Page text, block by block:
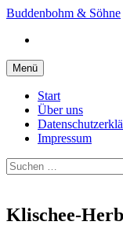
Springe
Inhalt
Buddenbohm & Söhne
Menü
Start
Über uns
Impressum
Suchen
nach:
Klischee-